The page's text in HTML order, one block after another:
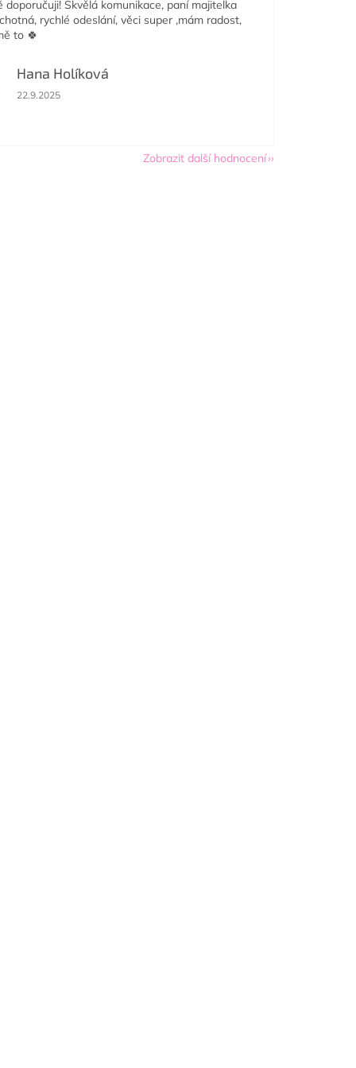
doporučuji! Skvělá komunikace, paní majitelka
rychlé odeslání, věci super ,mám radost,
to 🍀
Hana Holíková
Hodnocení obchodu je 5 z 5 hvězdiček.
22.9.2025
Zobrazit další hodnocení